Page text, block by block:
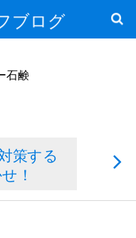
ブログ
石鹸
策する
！